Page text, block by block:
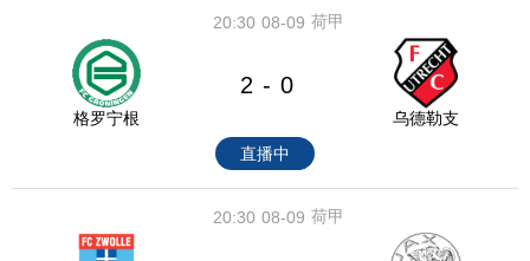
08-09
20:30 荷甲
格罗宁根
2 - 0
乌德勒支
直播中
08-09
20:30 荷甲